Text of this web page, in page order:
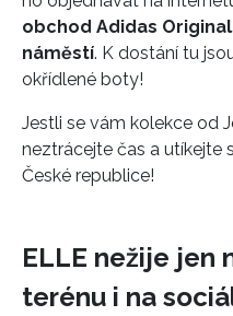
obchod Adidas
náměstí. K dostání tu
okřídlené boty!
Jestli se vám kolekce od
neztrácejte čas a utíkejte
České republice!
ELLE nežije jen
terénu i na